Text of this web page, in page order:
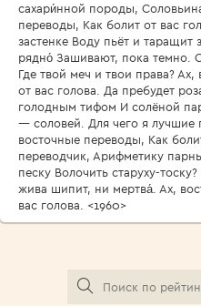
сахари́нной породы,
переводы, Как болит от вас
застенке Воду пьёт и таращит
рядно́ Зашивают, пока темно.
Где твой меч и твои права?
от вас голова. Да пребудет
голодным тифом И солёной
— соловей. Для чего я лучшие
восточные переводы, Как
переводчик, Арифметику
песку Волочить старуху-
жива шипит, ни мертва́. Ах,
вас голова. <1960>